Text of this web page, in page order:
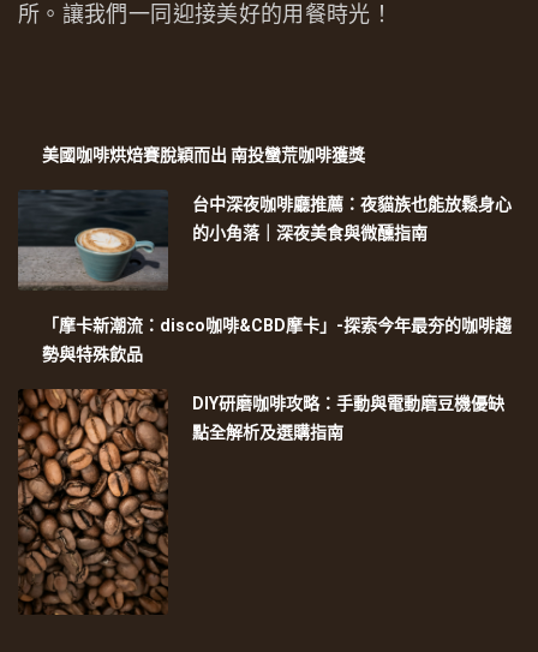
所。讓我們一同迎接美好的用餐時光！
美國咖啡烘焙賽脫穎而出 南投蠻荒咖啡獲獎
台中深夜咖啡廳推薦：夜貓族也能放鬆身心
的小角落｜深夜美食與微醺指南
「摩卡新潮流：disco咖啡&CBD摩卡」-探索今年最夯的咖啡趨
勢與特殊飲品
DIY研磨咖啡攻略：手動與電動磨豆機優缺
點全解析及選購指南